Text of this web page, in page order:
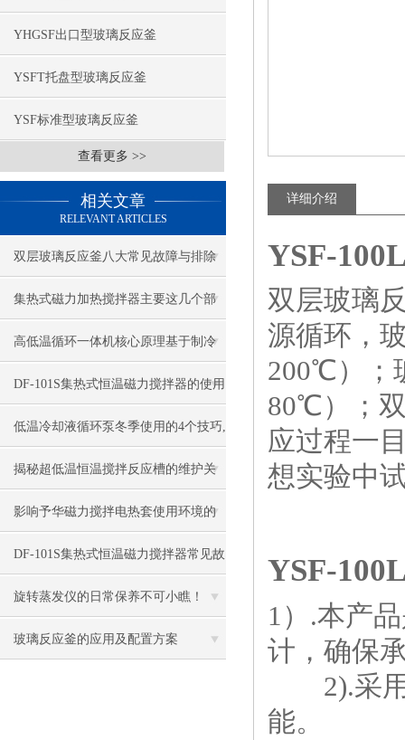
YHGSF出口型玻璃反应釜
YSFT托盘型玻璃反应釜
YSF标准型玻璃反应釜
查看更多 >>
相关文章
RELEVANT ARTICLES
双层玻璃反应釜八大常见故障与排除
方法
集热式磁力加热搅拌器主要这几个部
件组成
高低温循环一体机核心原理基于制冷
与加热技术的协同作用
DF-101S集热式恒温磁力搅拌器的使用
需要留意哪些问题?
低温冷却液循环泵冬季使用的4个技巧,
你学会了吗?
揭秘超低温恒温搅拌反应槽的维护关
键步骤
影响予华磁力搅拌电热套使用环境的
因素
DF-101S集热式恒温磁力搅拌器常见故
障与维修方法
旋转蒸发仪的日常保养不可小瞧！
玻璃反应釜的应用及配置方案
详细介绍
YSF-
双层玻璃
源循环，
200℃）；
80℃）；
应过程一
想实验中
YSF-
1）.本产
计，确保
2).采用
能。